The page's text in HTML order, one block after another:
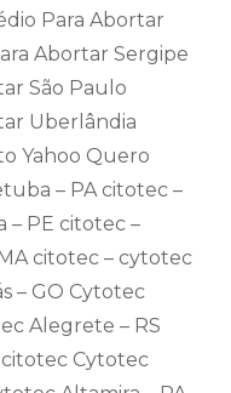
Para Abortar
Abortar Sergipe
São Paulo
Uberlândia
Yahoo Quero
– PA citotec –
– PE citotec –
citotec – cytotec
– GO Cytotec
Alegrete – RS
Cytotec